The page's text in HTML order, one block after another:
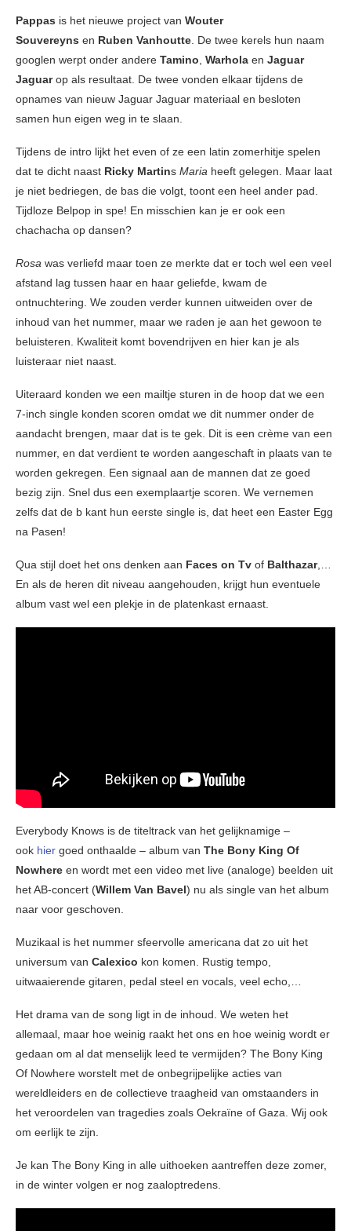
Pappas is het nieuwe project van Wouter
Souvereyns en Ruben Vanhoutte. De twee kerels hun naam
googlen werpt onder andere Tamino, Warhola en Jaguar
Jaguarop als resultaat. De twee vonden elkaar tijdens de
opnames van nieuw Jaguar Jaguar materiaal en besloten
samen hun eigen weg in te slaan.
Tijdens de intro lijkt het even of ze een latin zomerhitje spelen
dat te dicht naast Ricky Martins Maria heeft gelegen. Maar laat
je niet bedriegen, de bas die volgt, toont een heel ander pad.
Tijdloze Belpop in spe! En misschien kan je er ook een
chachacha op dansen?
Rosa was verliefd maar toen ze merkte dat er toch wel een veel
afstand lag tussen haar en haar geliefde, kwam de
ontnuchtering. We zouden verder kunnen uitweiden over de
inhoud van het nummer, maar we raden je aan het gewoon te
beluisteren. Kwaliteit komt bovendrijven en hier kan je als
luisteraar niet naast.
Uiteraard konden we een mailtje sturen in de hoop dat we een
7-inch single konden scoren omdat we dit nummer onder de
aandacht brengen, maar dat is te gek. Dit is een crème van een
nummer, en dat verdient te worden aangeschaft in plaats van te
worden gekregen. Een signaal aan de mannen dat ze goed
bezig zijn. Snel dus een exemplaartje scoren. We vernemen
zelfs dat de b kant hun eerste single is, dat heet een Easter Egg
na Pasen!
Qua stijl doet het ons denken aan Faces on Tv of Balthazar,…
En als de heren dit niveau aangehouden, krijgt hun eventuele
album vast wel een plekje in de platenkast ernaast.
Everybody Knows is de titeltrack van het gelijknamige –
ook hier goed onthaalde – album van The Bony King Of
Nowhere en wordt met een video met live (analoge) beelden uit
het AB-concert (Willem Van Bavel) nu als single van het album
naar voor geschoven.
Muzikaal is het nummer sfeervolle americana dat zo uit het
universum van Calexico kon komen. Rustig tempo,
uitwaaierende gitaren, pedal steel en vocals, veel echo,…
Het drama van de song ligt in de inhoud. We weten het
allemaal, maar hoe weinig raakt het ons en hoe weinig wordt er
gedaan om al dat menselijk leed te vermijden? The Bony King
Of Nowhere worstelt met de onbegrijpelijke acties van
wereldleiders en de collectieve traagheid van omstaanders in
het veroordelen van tragedies zoals Oekraïne of Gaza. Wij ook
om eerlijk te zijn.
Je kan The Bony King in alle uithoeken aantreffen deze zomer,
in de winter volgen er nog zaaloptredens.